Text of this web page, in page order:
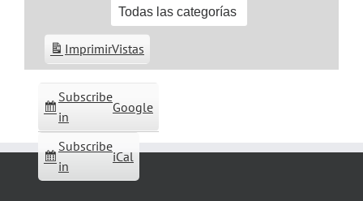
Todas las categorías
Subscribe
in
Google
Subscribe
in
iCal
ImprimirVistas